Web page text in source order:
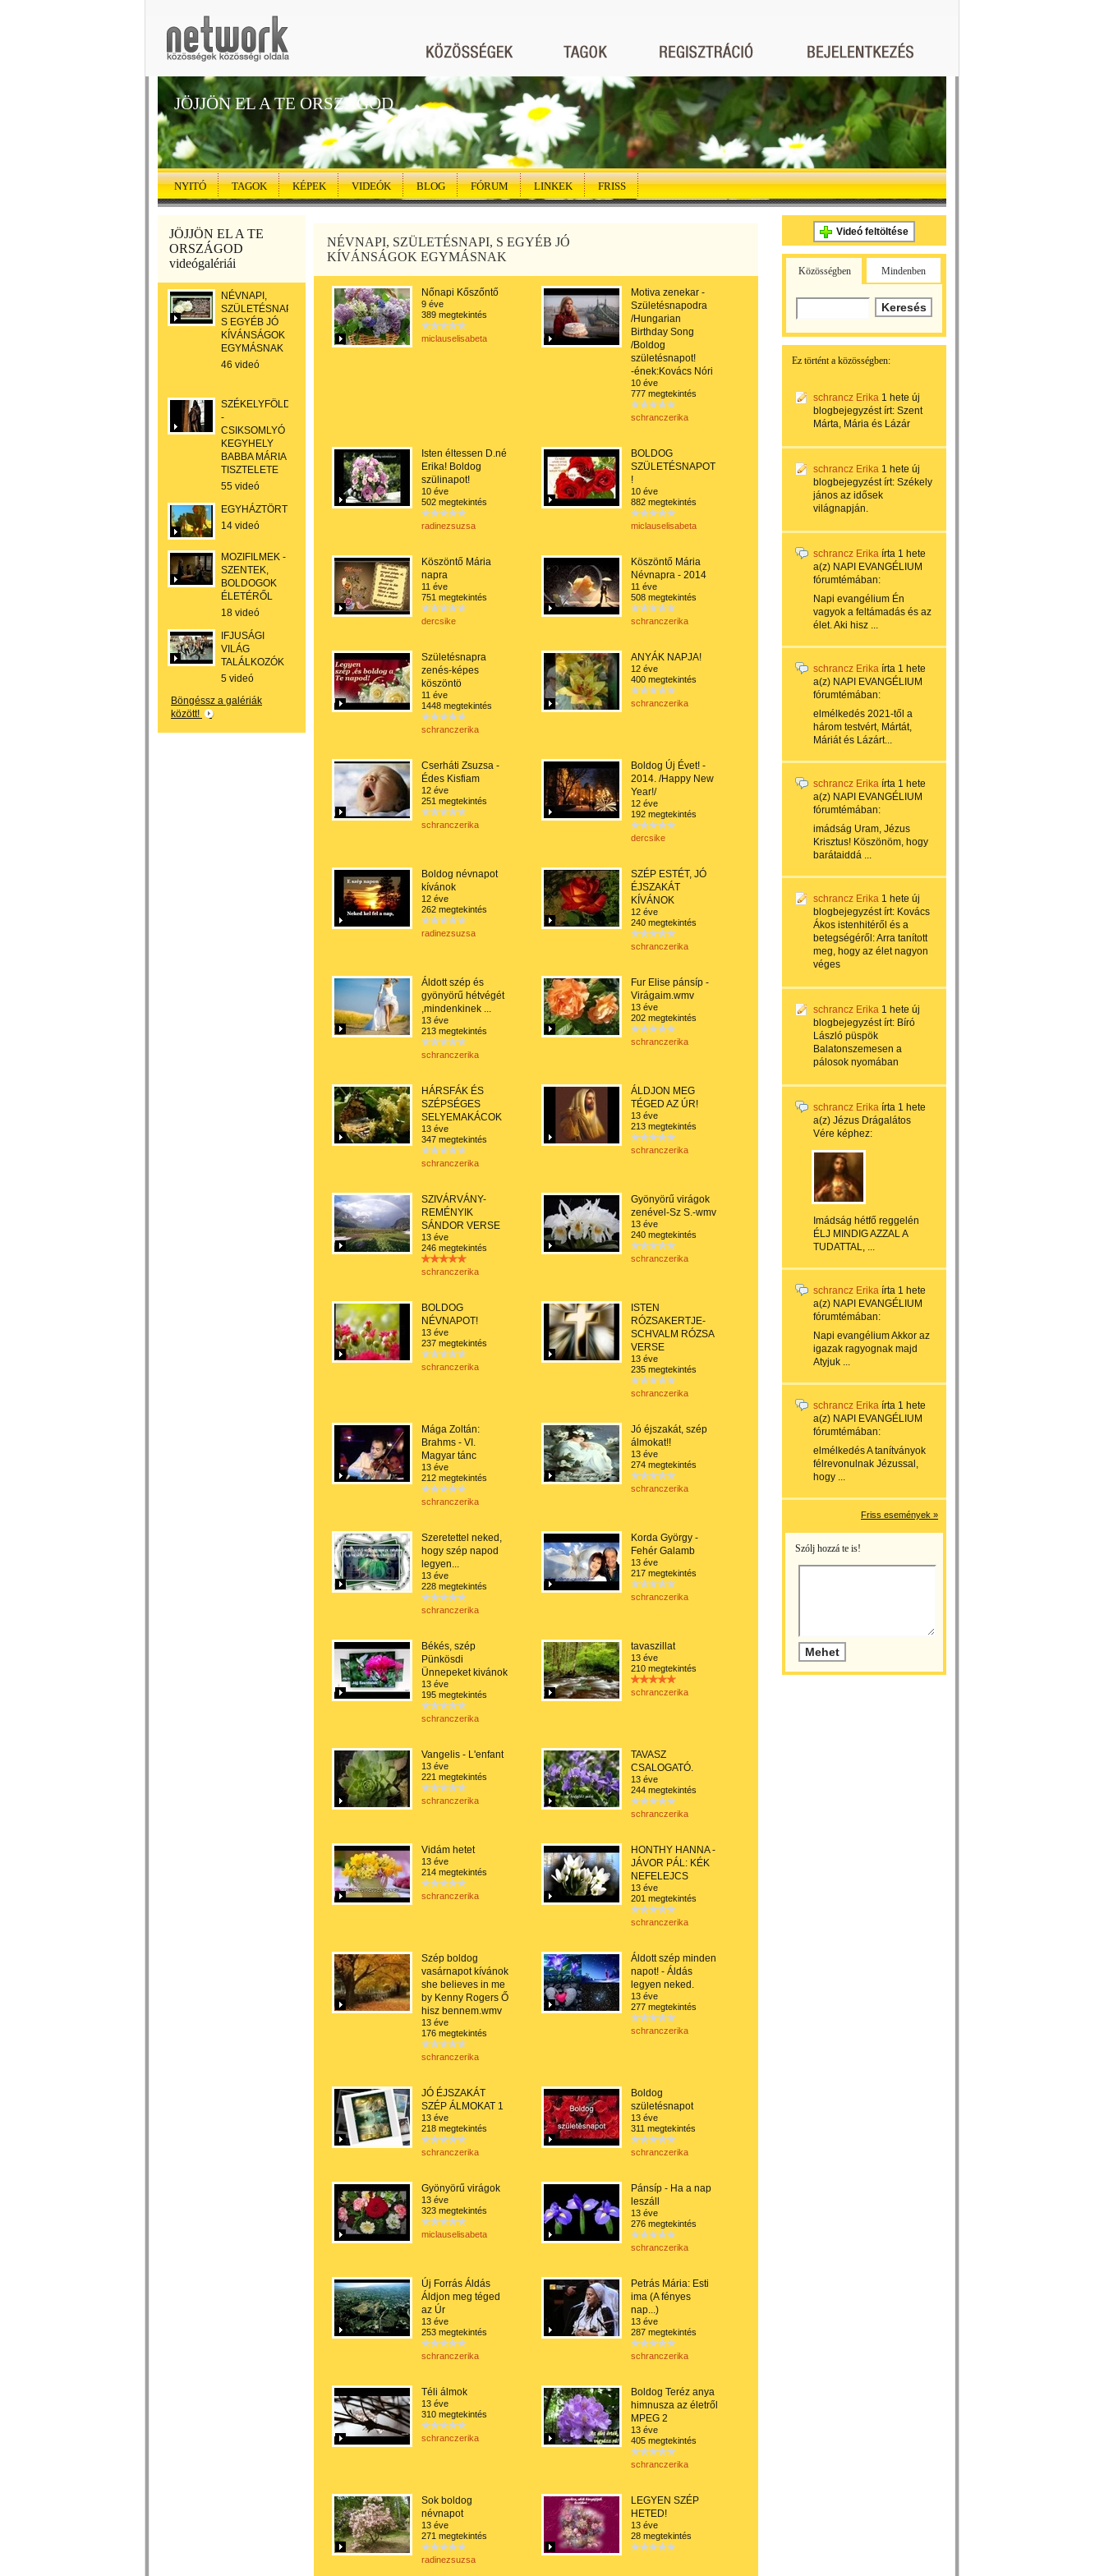
JÖJJÖN EL A TE ORSZÁGOD
NYITÓ TAGOK KÉPEK VIDEÓK BLOG FÓRUM LINKEK FRISS
JÖJJÖN EL A TE
ORSZÁGOD
videógalériái
NÉVNAPI,
SZÜLETÉSNAPI,
S EGYÉB JÓ
KÍVÁNSÁGOK
EGYMÁSNAK
46 videó
SZÉKELYFÖLD
-
CSIKSOMLYÓ
KEGYHELY
BABBA MÁRIA
TISZTELETE
55 videó
EGYHÁZTÖRTÉNELEM
14 videó
MOZIFILMEK -
SZENTEK,
BOLDOGOK
ÉLETÉRŐL
18 videó
IFJUSÁGI
VILÁG
TALÁLKOZÓK
5 videó
Böngéssz a galériák
között!
NÉVNAPI, SZÜLETÉSNAPI, S EGYÉB JÓ
KÍVÁNSÁGOK EGYMÁSNAK
Nőnapi Kőszőntő
9 éve
389 megtekintés
miclauselisabeta
Motiva zenekar -
Születésnapodra
/Hungarian
Birthday Song
/Boldog
születésnapot!
-ének:Kovács Nóri
10 éve
777 megtekintés
schranczerika
Isten éltessen D.né
Erika! Boldog
szülinapot!
10 éve
502 megtekintés
radinezsuzsa
BOLDOG
SZÜLETÉSNAPOT
!
10 éve
882 megtekintés
miclauselisabeta
Köszöntő Mária
napra
11 éve
751 megtekintés
dercsike
Köszöntő Mária
Névnapra - 2014
11 éve
508 megtekintés
schranczerika
Születésnapra
zenés-képes
köszöntö
11 éve
1448 megtekintés
schranczerika
ANYÁK NAPJA!
12 éve
400 megtekintés
schranczerika
Cserháti Zsuzsa -
Édes Kisfiam
12 éve
251 megtekintés
schranczerika
Boldog Új Évet! -
2014. /Happy New
Year!/
12 éve
192 megtekintés
dercsike
Boldog névnapot
kívánok
12 éve
262 megtekintés
radinezsuzsa
SZÉP ESTÉT, JÓ
ÉJSZAKÁT
KÍVÁNOK
12 éve
240 megtekintés
schranczerika
Áldott szép és
gyönyörű hétvégét
,mindenkinek ...
13 éve
213 megtekintés
schranczerika
Fur Elise pánsíp -
Virágaim.wmv
13 éve
202 megtekintés
schranczerika
HÁRSFÁK ÉS
SZÉPSÉGES
SELYEMAKÁCOK
13 éve
347 megtekintés
schranczerika
ÁLDJON MEG
TÉGED AZ ÚR!
13 éve
213 megtekintés
schranczerika
SZIVÁRVÁNY-
REMÉNYIK
SÁNDOR VERSE
13 éve
246 megtekintés
schranczerika
Gyönyörű virágok
zenével-Sz S.-wmv
13 éve
240 megtekintés
schranczerika
BOLDOG
NÉVNAPOT!
13 éve
237 megtekintés
schranczerika
ISTEN
RÓZSAKERTJE-
SCHVALM RÓZSA
VERSE
13 éve
235 megtekintés
schranczerika
Mága Zoltán:
Brahms - VI.
Magyar tánc
13 éve
212 megtekintés
schranczerika
Jó éjszakát, szép
álmokat!!
13 éve
274 megtekintés
schranczerika
Szeretettel neked,
hogy szép napod
legyen...
13 éve
228 megtekintés
schranczerika
Korda György -
Fehér Galamb
13 éve
217 megtekintés
schranczerika
Békés, szép
Pünkösdi
Ünnepeket kivánok
13 éve
195 megtekintés
schranczerika
tavaszillat
13 éve
210 megtekintés
schranczerika
Vangelis - L'enfant
13 éve
221 megtekintés
schranczerika
TAVASZ
CSALOGATÓ.
13 éve
244 megtekintés
schranczerika
Vidám hetet
13 éve
214 megtekintés
schranczerika
HONTHY HANNA -
JÁVOR PÁL: KÉK
NEFELEJCS
13 éve
201 megtekintés
schranczerika
Szép boldog
vasárnapot kívánok
she believes in me
by Kenny Rogers Ő
hisz bennem.wmv
13 éve
176 megtekintés
schranczerika
Áldott szép minden
napot! - Áldás
legyen neked.
13 éve
277 megtekintés
schranczerika
JÓ ÉJSZAKÁT
SZÉP ÁLMOKAT 1
13 éve
218 megtekintés
schranczerika
Boldog
születésnapot
13 éve
311 megtekintés
schranczerika
Gyönyörű virágok
13 éve
323 megtekintés
miclauselisabeta
Pánsíp - Ha a nap
leszáll
13 éve
276 megtekintés
schranczerika
Új Forrás Áldás
Áldjon meg téged
az Úr
13 éve
253 megtekintés
schranczerika
Petrás Mária: Esti
ima (A fényes
nap...)
13 éve
287 megtekintés
schranczerika
Téli álmok
13 éve
310 megtekintés
schranczerika
Boldog Teréz anya
himnusza az életről
MPEG 2
13 éve
405 megtekintés
schranczerika
Sok boldog
névnapot
13 éve
271 megtekintés
radinezsuzsa
LEGYEN SZÉP
HETED!
13 éve
28 megtekintés
Videó feltöltése
Közösségben Mindenben
Ez történt a közösségben:
schrancz Erika 1 hete új
blogbejegyzést írt: Szent
Márta, Mária és Lázár
schrancz Erika 1 hete új
blogbejegyzést írt: Székely
jános az idősek
világnapján.
schrancz Erika írta 1 hete
a(z) NAPI EVANGÉLIUM
fórumtémában:
Napi evangélium Én
vagyok a feltámadás és az
élet. Aki hisz ...
schrancz Erika írta 1 hete
a(z) NAPI EVANGÉLIUM
fórumtémában:
elmélkedés 2021-től a
három testvért, Mártát,
Máriát és Lázárt...
schrancz Erika írta 1 hete
a(z) NAPI EVANGÉLIUM
fórumtémában:
imádság Uram, Jézus
Krisztus! Köszönöm, hogy
barátaiddá ...
schrancz Erika 1 hete új
blogbejegyzést írt: Kovács
Ákos istenhitéről és a
betegségéről: Arra tanított
meg, hogy az élet nagyon
véges
schrancz Erika 1 hete új
blogbejegyzést írt: Bíró
László püspök
Balatonszemesen a
pálosok nyomában
schrancz Erika írta 1 hete
a(z) Jézus Drágalátos
Vére képhez:
Imádság hétfő reggelén
ÉLJ MINDIG AZZAL A
TUDATTAL, ...
schrancz Erika írta 1 hete
a(z) NAPI EVANGÉLIUM
fórumtémában:
Napi evangélium Akkor az
igazak ragyognak majd
Atyjuk ...
schrancz Erika írta 1 hete
a(z) NAPI EVANGÉLIUM
fórumtémában:
elmélkedés A tanítványok
félrevonulnak Jézussal,
hogy ...
Friss események »
Szólj hozzá te is!